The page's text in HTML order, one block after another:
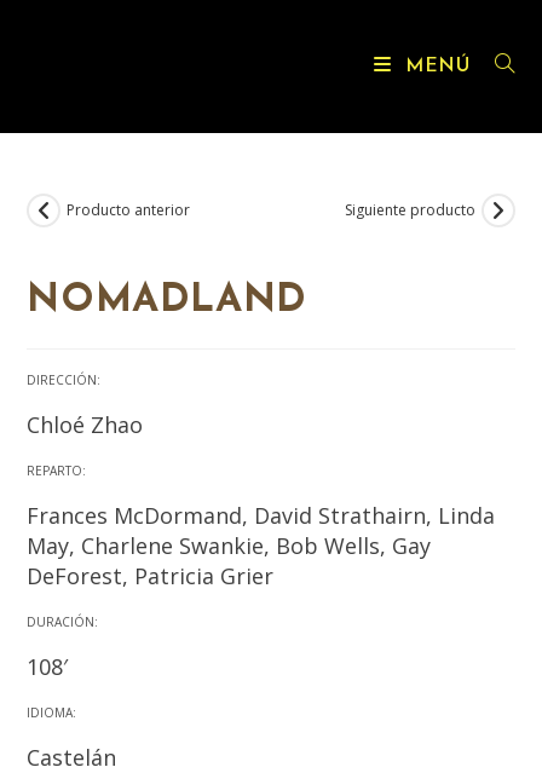
MENÚ
Producto anterior Siguiente producto
NOMADLAND
DIRECCIÓN:
Chloé Zhao
REPARTO:
Frances McDormand, David Strathairn, Linda
May, Charlene Swankie, Bob Wells, Gay
DeForest, Patricia Grier
DURACIÓN:
108′
IDIOMA:
Castelán